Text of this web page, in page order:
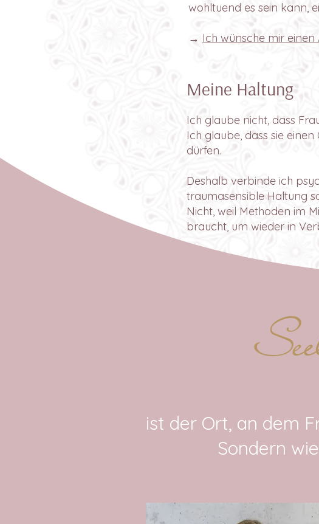
wohltuend es sein kann,
→ Ich wünsche mir
Meine Haltung
Ich glaube nicht, dass
Ich glaube, dass sie
dürfen.
Deshalb verbinde ich
traumasensible Haltung
Nicht, weil Methoden im
braucht, um wieder in
ist der Ort, an dem
Sondern